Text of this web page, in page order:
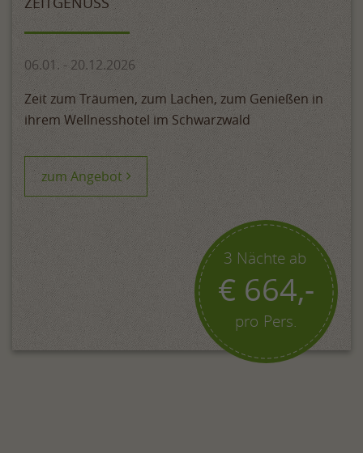
06.01. - 20.12.2026
Zeit zum Träumen, zum Lachen, zum Genießen in
ihrem Wellnesshotel im Schwarzwald
zum Angebot
3 Nächte ab
€ 664,-
pro Pers.